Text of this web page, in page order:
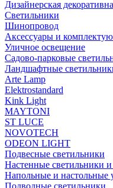
Дизайнерская
Светильники
Шинопровод
Аксессуары и
Уличное освещение
Садово-парковые
Ландшафтные
Arte Lamp
Elektrostandard
Kink Light
MAYTONI
ST LUCE
NOVOTECH
ODEON LIGHT
Подвесные светильники
Настенные светильники и
Напольные и настольные
Подводные светильники